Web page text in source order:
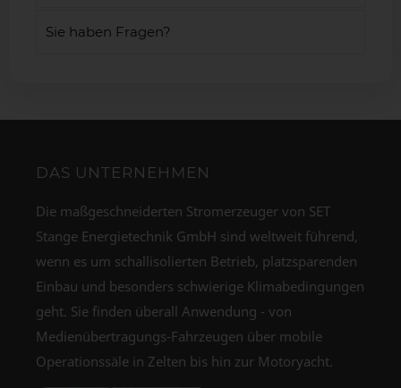
Sie haben Fragen?
DAS UNTERNEHMEN
Die maßgeschneiderten Stromerzeuger von SET
Stange Energietechnik GmbH sind weltweit führend,
wenn es um schallisolierten Betrieb, platzsparenden
Einbau und besonders schwierige Klimabedingungen
geht. Sie finden überall Anwendung - von
Medienübertragungs-Fahrzeugen über mobile
Operationssäle in Zelten bis hin zur Motoryacht.